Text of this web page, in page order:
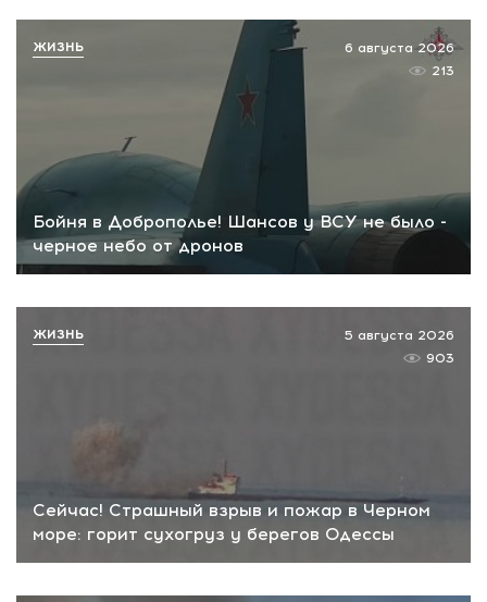
Бойня в Доброполье! Шансов у ВСУ не было -
черное небо от дронов
6 августа 2026
213
ЖИЗНЬ
Сейчас! Страшный взрыв и пожар в Черном
море: горит сухогруз у берегов Одессы
5 августа 2026
903
ЖИЗНЬ